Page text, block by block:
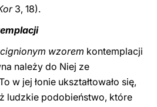
3, 18).
wzorem kontemplacji
należy do Niej ze
w jej łonie ukształtowało się,
ludzkie podobieństwo, które